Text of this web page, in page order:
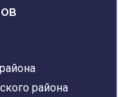
района